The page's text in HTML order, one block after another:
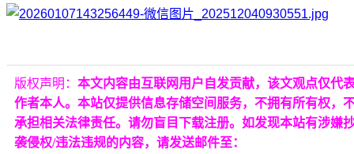
版权声明： 本文内容由互联网用户自发贡献，该文观点仅代
作者本人。本站仅提供信息存储空间服务，不拥有所有权，
承担相关法律责任。请勿盲目下载注册。如发现本站有涉嫌
袭侵权/违法违规的内容，请发送邮件至：